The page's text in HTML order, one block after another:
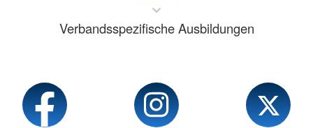
Verbandsspezifische Ausbildungen